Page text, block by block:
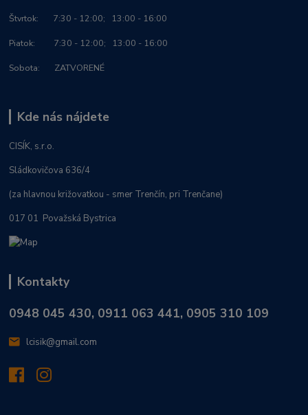
Štvrtok: 7:30 - 12:00; 13:00 - 16:00
Piatok: 7:30 - 12:00; 13:00 - 16:00
Sobota: ZATVORENÉ
Kde nás nájdete
CISÍK, s.r.o.
Sládkovičova 636/4
(za hlavnou križovatkou - smer Trenčín, pri Trenčane)
017 01 Považská Bystrica
Kontakty
0948 045 430, 0911 063 441, 0905 310 109
lcisik@gmail.com